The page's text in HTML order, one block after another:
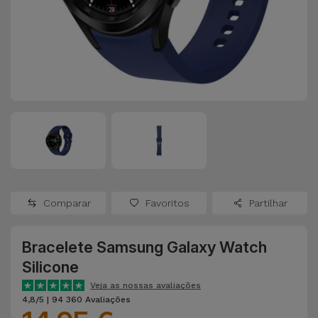
Samsung
Oppo
Dyson
TCL
Apple Watch
Recondicionados
Recondicionados
tudo
Adaptadores
Carregadores
e Colunas
Smartwatches
e Braceletes
Correntes
Comparar Favoritos Partilhar
Bracelete Samsung Galaxy Watch
Silicone
Veja as nossas avaliações
4,8/5 | 94 360 Avaliações